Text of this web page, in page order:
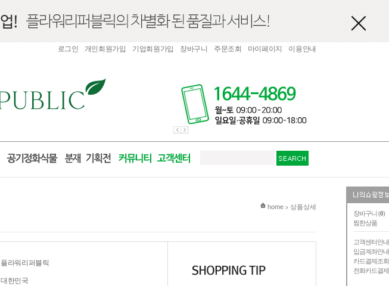
장바구니 (0)
찜한상품
고객센터안내
입금계좌안내
카드결제조회
전화카드결제
로그인 개인회원가입 기업회원가입 장바구니 주문조회 마이페이지 이용안내
현재 위치
home > 상품상세
플라워리퍼블릭
대한민국